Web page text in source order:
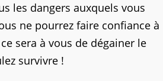
les dangers auxquels vous
ne pourrez faire confiance à
sera à vous de dégainer le
survivre !